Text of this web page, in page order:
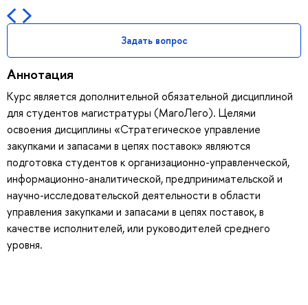
Задать вопрос
Аннотация
Курс является дополнительной обязательной дисциплиной
для студентов магистратуры (МагоЛего). Целями
освоения дисциплины «Стратегическое управление
закупками и запасами в цепях поставок» являются
подготовка студентов к организационно-управленческой,
информационно-аналитической, предпринимательской и
научно-исследовательской деятельности в области
управления закупками и запасами в цепях поставок, в
качестве исполнителей, или руководителей среднего
уровня.